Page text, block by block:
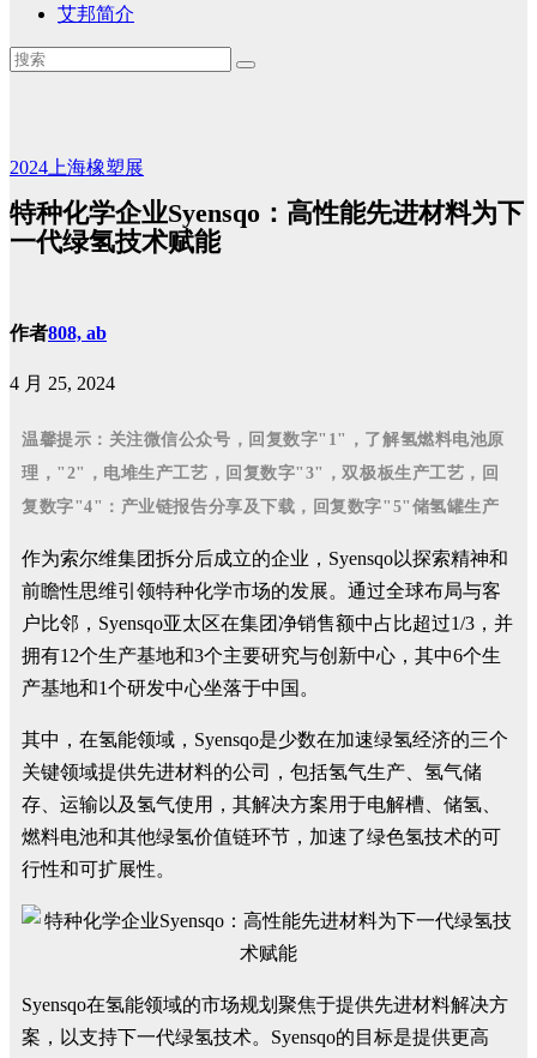
艾邦简介
2024上海橡塑展
特种化学企业Syensqo：高性能先进材料为下
一代绿氢技术赋能
作者808, ab
4 月 25, 2024
温馨提示：关注微信公众号，回复数字"1"，了解氢燃料电池原
理，"2"，电堆生产工艺，回复数字"3"，双极板生产工艺，回
复数字"4"：产业链报告分享及下载，回复数字"5"储氢罐生产
作为索尔维集团拆分后成立的企业，Syensqo以探索精神和
前瞻性思维引领特种化学市场的发展。通过全球布局与客
户比邻，Syensqo亚太区在集团净销售额中占比超过1/3，并
拥有12个生产基地和3个主要研究与创新中心，其中6个生
产基地和1个研发中心坐落于中国。
其中，在氢能领域，Syensqo是少数在加速绿氢经济的三个
关键领域提供先进材料的公司，包括氢气生产、氢气储
存、运输以及氢气使用，其解决方案用于电解槽、储氢、
燃料电池和其他绿氢价值链环节，加速了绿色氢技术的可
行性和可扩展性。
Syensqo在氢能领域的市场规划聚焦于提供先进材料解决方
案，以支持下一代绿氢技术。Syensqo的目标是提供更高